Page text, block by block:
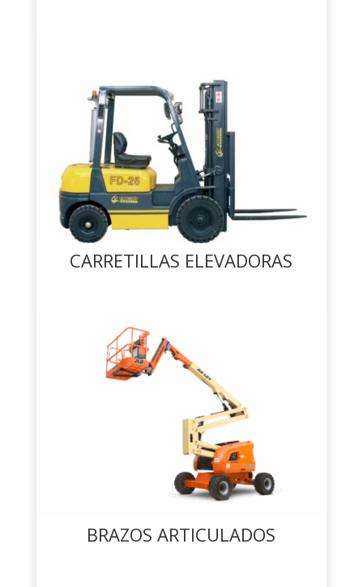
CARRETILLAS ELEVADORAS
BRAZOS ARTICULADOS